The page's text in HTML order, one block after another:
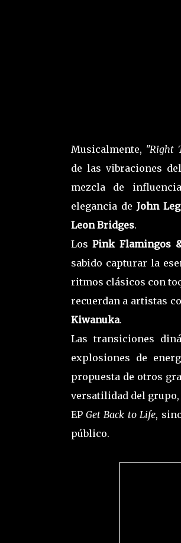
Musicalmente, "Right
de las vibraciones
mezcla de
elegancia deJohn
Leon Bridges.
LosPink Flamingos
sabido capturar la
ritmos clásicos con
recuerdan a artistas
Kiwanuka.
Las transiciones
explosiones de
propuesta de otros
versatilidad del
EP Get Back to Life,
público.